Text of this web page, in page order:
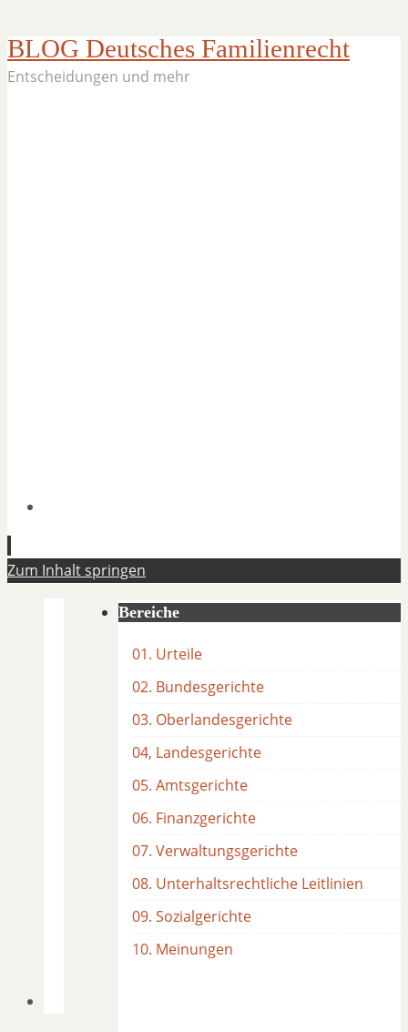
BLOG Deutsches Familienrecht
Entscheidungen und mehr
Zum Inhalt springen
Bereiche
01. Urteile
02. Bundesgerichte
03. Oberlandesgerichte
04, Landesgerichte
05. Amtsgerichte
06. Finanzgerichte
07. Verwaltungsgerichte
08. Unterhaltsrechtliche Leitlinien
09. Sozialgerichte
10. Meinungen